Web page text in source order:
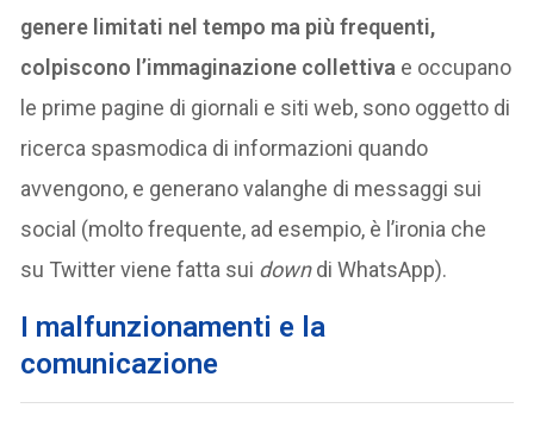
genere limitati nel tempo ma più frequenti,
colpiscono l’immaginazione collettiva e occupano
le prime pagine di giornali e siti web, sono oggetto di
ricerca spasmodica di informazioni quando
avvengono, e generano valanghe di messaggi sui
social (molto frequente, ad esempio, è l’ironia che
su Twitter viene fatta sui downdi WhatsApp).
I malfunzionamenti e la
comunicazione